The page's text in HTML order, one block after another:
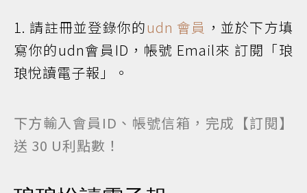
1. 請註冊並登錄你的udn 會員 ，並於下方填
寫你的udn會員ID，帳號 Email來 訂閱「琅
琅悅讀電子報」。
下方輸入會員ID、帳號信箱，完成【訂閱】
送 30 U利點數！